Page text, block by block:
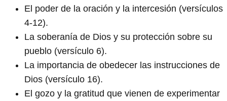
El poder de la oración y la intercesión (versículos
4-12).
La soberanía de Dios y su protección sobre su
pueblo (versículo 6).
La importancia de obedecer las instrucciones de
Dios (versículo 16).
El gozo y la gratitud que vienen de experimentar